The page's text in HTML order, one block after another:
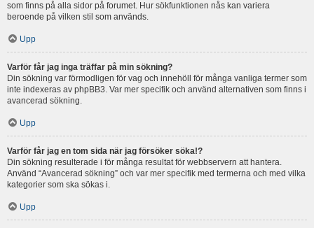
som finns på alla sidor på forumet. Hur sökfunktionen nås kan variera
beroende på vilken stil som används.
Upp
Varför får jag inga träffar på min sökning?
Din sökning var förmodligen för vag och innehöll för många vanliga termer som
inte indexeras av phpBB3. Var mer specifik och använd alternativen som finns i
avancerad sökning.
Upp
Varför får jag en tom sida när jag försöker söka!?
Din sökning resulterade i för många resultat för webbservern att hantera.
Använd “Avancerad sökning” och var mer specifik med termerna och med vilka
kategorier som ska sökas i.
Upp